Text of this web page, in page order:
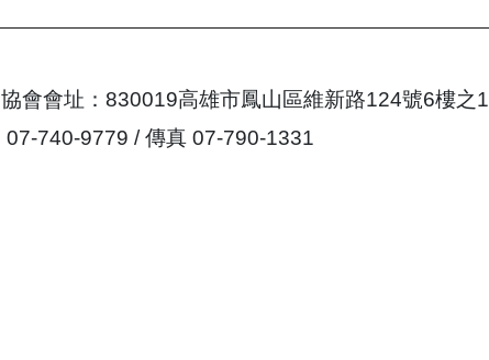
協會會址：830019高雄市鳳山區維新路124號6樓之1
07-740-9779 / 傳真 07-790-1331